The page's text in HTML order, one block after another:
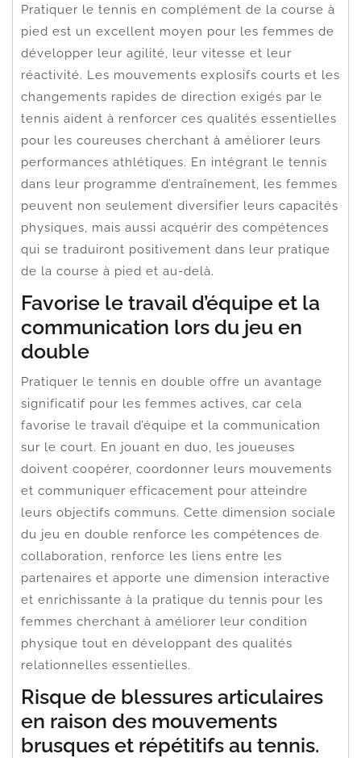
Pratiquer le tennis en complément de la course à
pied est un excellent moyen pour les femmes de
développer leur agilité, leur vitesse et leur
réactivité. Les mouvements explosifs courts et les
changements rapides de direction exigés par le
tennis aident à renforcer ces qualités essentielles
pour les coureuses cherchant à améliorer leurs
performances athlétiques. En intégrant le tennis
dans leur programme d’entraînement, les femmes
peuvent non seulement diversifier leurs capacités
physiques, mais aussi acquérir des compétences
qui se traduiront positivement dans leur pratique
de la course à pied et au-delà.
Favorise le travail d’équipe et la
communication lors du jeu en
double
Pratiquer le tennis en double offre un avantage
significatif pour les femmes actives, car cela
favorise le travail d’équipe et la communication
sur le court. En jouant en duo, les joueuses
doivent coopérer, coordonner leurs mouvements
et communiquer efficacement pour atteindre
leurs objectifs communs. Cette dimension sociale
du jeu en double renforce les compétences de
collaboration, renforce les liens entre les
partenaires et apporte une dimension interactive
et enrichissante à la pratique du tennis pour les
femmes cherchant à améliorer leur condition
physique tout en développant des qualités
relationnelles essentielles.
Risque de blessures articulaires
en raison des mouvements
brusques et répétitifs au tennis.